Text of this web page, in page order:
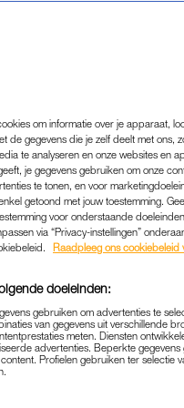
SHOCK
KLAVER
zich ineens helemaal
Syndroom (TSS) te
om informatie over je apparaat,
de gegevens die je zelf deelt met ons,
te analyseren en onze websites en
je gegevens gebruiken om onze
te tonen, en voor
getoond met jouw toestemming.
voor onderstaande
via “Privacy-instellingen”
Raadpleeg ons cookiebeleid
doeleinden:
gebruiken om advertenties te
van gegevens uit verschillende
meten. Diensten
advertenties. Beperkte
Profielen gebruiken ter selectie